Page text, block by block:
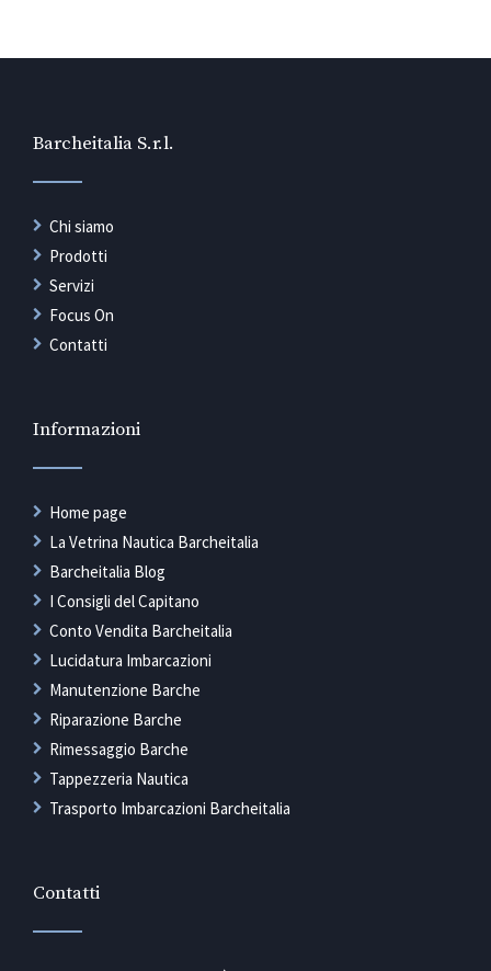
Barcheitalia S.r.l.
Chi siamo
Prodotti
Servizi
Focus On
Contatti
Informazioni
Home page
La Vetrina Nautica Barcheitalia
Barcheitalia Blog
I Consigli del Capitano
Conto Vendita Barcheitalia
Lucidatura Imbarcazioni
Manutenzione Barche
Riparazione Barche
Rimessaggio Barche
Tappezzeria Nautica
Trasporto Imbarcazioni Barcheitalia
Contatti